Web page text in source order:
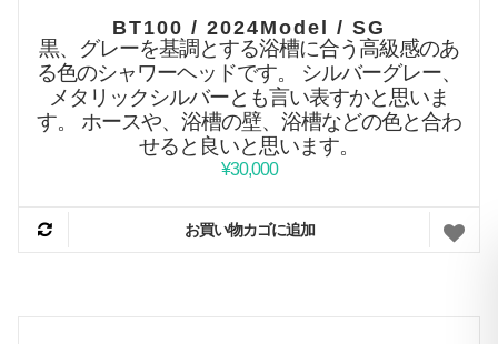
BT100 / 2024Model / SG
黒、グレーを基調とする浴槽に合う高級感のあ
る色のシャワーヘッドです。
シルバーグレー、
メタリックシルバーとも言い表すかと思いま
す。
ホースや、浴槽の壁、浴槽などの色と合わ
せると良いと思います。
¥30,000
お買い物カゴに追加